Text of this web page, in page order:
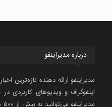
درباره مدیراینفو
مدیراینفو ارائه دهنده تازه‌ترین
اینفوگراف و ویدیوهای کاربردی